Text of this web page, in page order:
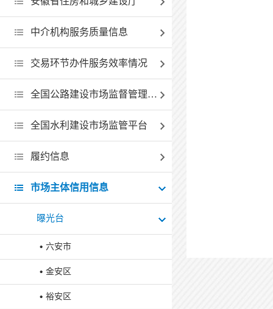
中介机构服务质量信息
交易环节办件服务效率情况
全国公路建设市场监督管理查询系统
全国水利建设市场监管平台
履约信息
市场主体信用信息
曝光台
六安市
金安区
裕安区